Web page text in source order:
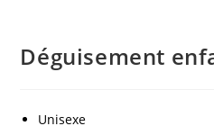
Déguisement
Unisexe